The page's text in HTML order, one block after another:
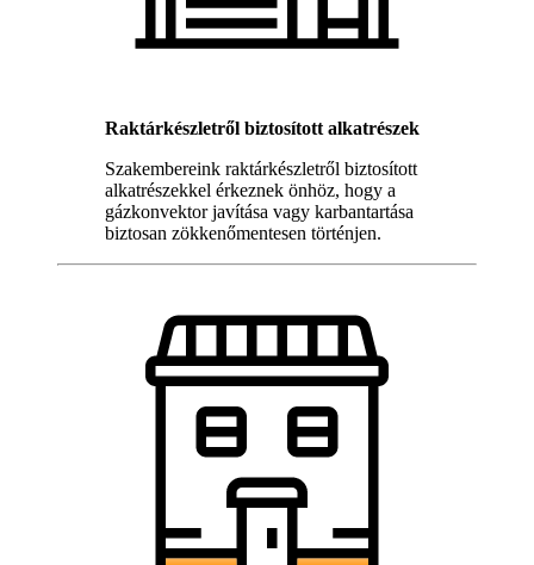
Raktárkészletről biztosított alkatrészek
Szakembereink raktárkészletről biztosított
alkatrészekkel érkeznek önhöz, hogy a
gázkonvektor javítása vagy karbantartása
biztosan zökkenőmentesen történjen.